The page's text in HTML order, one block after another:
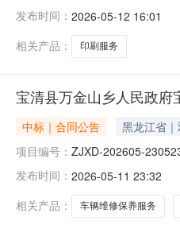
发布时间： 2026-05-12 16:01
相关产品：
印刷服务
宝清县万金山乡人民政
中标｜合同公告 黑龙江省
项目编号： ZJXD-202605-
发布时间： 2026-05-11 23:32
相关产品：
车辆维修保养服务